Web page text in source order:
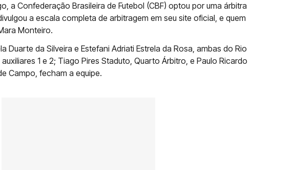
a Confederação Brasileira de Futebol (CBF) optou por uma árbitra
a escala completa de arbitragem em seu site oficial, e quem
Monteiro.
Duarte da Silveira e Estefani Adriati Estrela da Rosa, ambas do Rio
1 e 2; Tiago Pires Staduto, Quarto Árbitro, e Paulo Ricardo
Campo, fecham a equipe.